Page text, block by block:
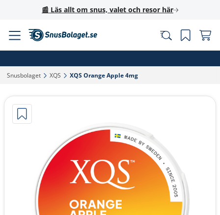
📰 Läs allt om snus, valet och resor här
Snusbolaget‎ XQS‎ XQS Orange Apple 4mg‎